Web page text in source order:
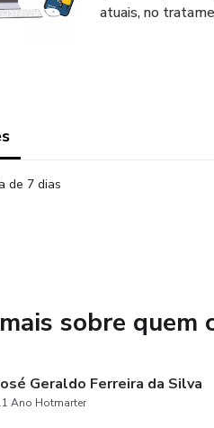
atuais, no
de 7 dias
sobre quem
Geraldo Ferreira da Silva
Ano Hotmarter